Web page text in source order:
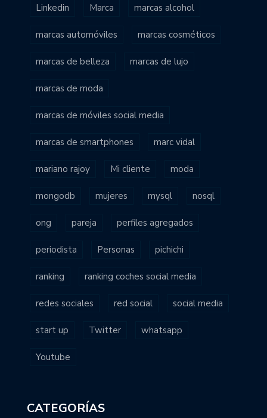
Linkedin Marca marcas alcohol
marcas automóviles marcas cosméticos
marcas de belleza marcas de lujo
marcas de moda
marcas de móviles social media
marcas de smartphones marc vidal
mariano rajoy Mi cliente moda
mongodb mujeres mysql nosql
ong pareja perfiles agregados
periodista Personas pichichi
ranking ranking coches social media
redes sociales red social social media
start up Twitter whatsapp
Youtube
CATEGORÍAS